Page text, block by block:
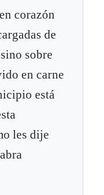
corazón
de
sobre
en carne
está
les dije